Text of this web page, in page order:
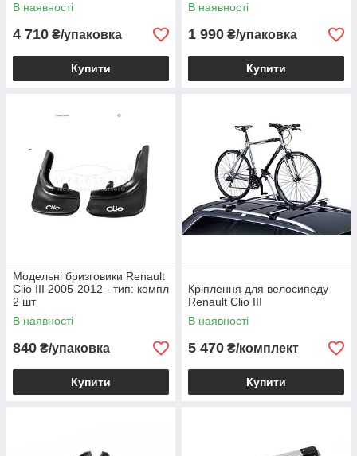
В наявності
4 710 ₴/упаковка
Купити
В наявності
1 990 ₴/упаковка
Купити
Модельні бризговики Renault
Clio III 2005-2012 - тип: компл
2 шт
В наявності
840 ₴/упаковка
Купити
Кріплення для велосипеду
Renault Clio III
В наявності
5 470 ₴/комплект
Купити